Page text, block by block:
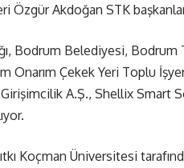
Özgür Akdoğan STK
Bodrum Belediyesi, Bodrum
Onarım Çekek Yeri Toplu
A.Ş., Shellix Smart
Koçman Üniversitesi